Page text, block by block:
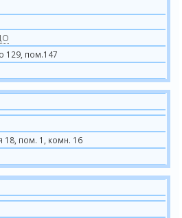
129, пом.147
18, пом. 1, комн. 16